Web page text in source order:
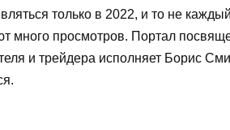
только в 2022, и то не
много просмотров. Портал
и трейдера исполняет Борис